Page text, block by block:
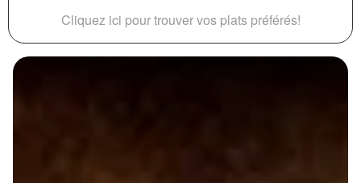
Cliquez ici pour trouver vos plats préférés!